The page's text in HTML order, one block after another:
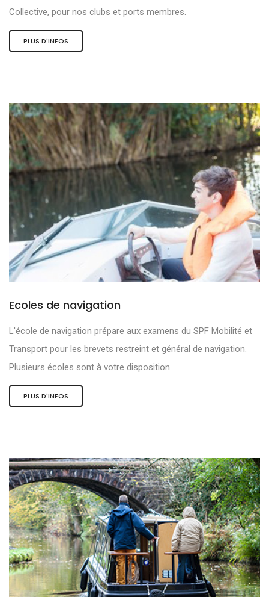
Collective, pour nos clubs et ports membres.
PLUS D'INFOS
Ecoles de navigation
L'école de navigation prépare aux examens du SPF Mobilité et
Transport pour les brevets restreint et général de navigation.
Plusieurs écoles sont à votre disposition.
PLUS D'INFOS